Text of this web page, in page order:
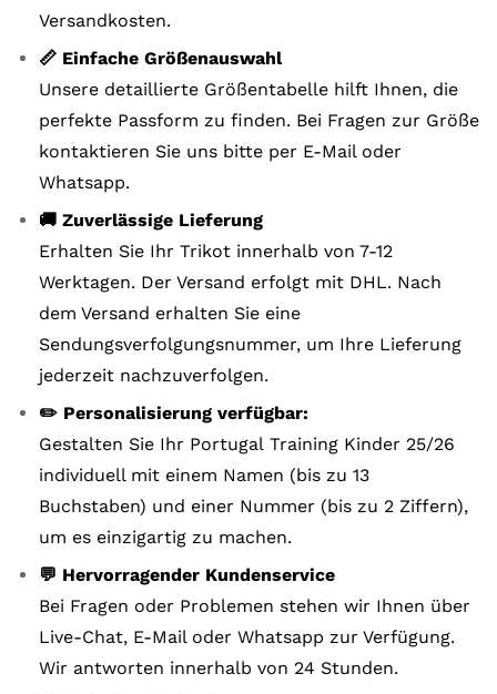
Versandkosten.
📏 Einfache Größenauswahl
Unsere detaillierte Größentabelle hilft Ihnen, die
perfekte Passform zu finden. Bei Fragen zur Größe
kontaktieren Sie uns bitte per E-Mail oder
Whatsapp.
🚚 Zuverlässige Lieferung
Erhalten Sie Ihr Trikot innerhalb von 7-12
Werktagen. Der Versand erfolgt mit DHL. Nach
dem Versand erhalten Sie eine
Sendungsverfolgungsnummer, um Ihre Lieferung
jederzeit nachzuverfolgen.
✏️ Personalisierung verfügbar:
Gestalten Sie Ihr Portugal Training Kinder 25/26
individuell mit einem Namen (bis zu 13
Buchstaben) und einer Nummer (bis zu 2 Ziffern),
um es einzigartig zu machen.
💬 Hervorragender Kundenservice
Bei Fragen oder Problemen stehen wir Ihnen über
Live-Chat, E-Mail oder Whatsapp zur Verfügung.
Wir antworten innerhalb von 24 Stunden.